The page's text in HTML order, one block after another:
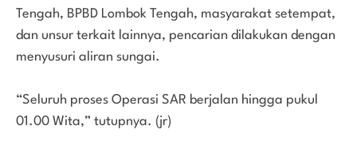
Tengah, BPBD Lombok Tengah, masyarakat setempat,
dan unsur terkait lainnya, pencarian dilakukan dengan
menyusuri aliran sungai.
“Seluruh proses Operasi SAR berjalan hingga pukul
01.00 Wita,” tutupnya. (jr)